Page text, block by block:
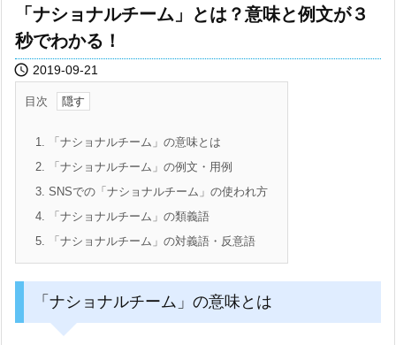
「ナショナルチーム」とは？意味と例文が３
秒でわかる！
 2019-09-21
目次
1. 「ナショナルチーム」の意味とは
2. 「ナショナルチーム」の例文・用例
3. SNSでの「ナショナルチーム」の使われ方
4. 「ナショナルチーム」の類義語
5. 「ナショナルチーム」の対義語・反意語
「ナショナルチーム」の意味とは